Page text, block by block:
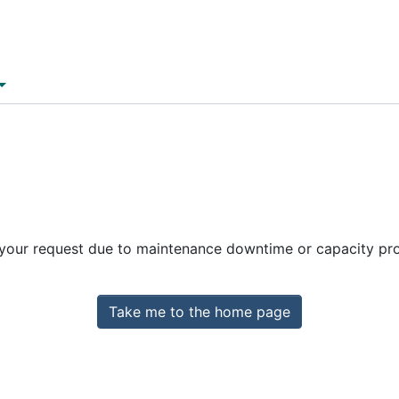
request due to maintenance downtime or capacity
Take me to the home page